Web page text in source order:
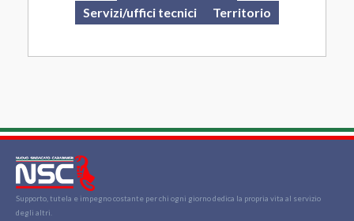
Servizi/uffici tecnici
Territorio
Supporto, tutela e impegno costante per chi ogni giorno dedica la propria vita al servizio
degli altri.